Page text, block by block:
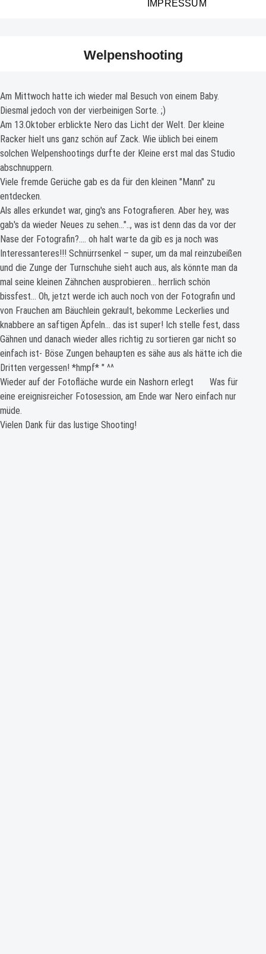
IMPRESSUM
Welpenshooting
Am Mittwoch hatte ich wieder mal Besuch von einem Baby.
Diesmal jedoch von der vierbeinigen Sorte. ;)
Am 13.Oktober erblickte Nero das Licht der Welt. Der kleine
Racker hielt uns ganz schön auf Zack. Wie üblich bei einem
solchen Welpenshootings durfte der Kleine erst mal das Studio
abschnuppern.
Viele fremde Gerüche gab es da für den kleinen "Mann" zu
entdecken.
Als alles erkundet war, ging's ans Fotografieren. Aber hey, was
gab's da wieder Neues zu sehen…".., was ist denn das da vor der
Nase der Fotografin?…. oh halt warte da gib es ja noch was
Interessanteres!!! Schnürrsenkel – super, um da mal reinzubeißen
und die Zunge der Turnschuhe sieht auch aus, als könnte man da
mal seine kleinen Zähnchen ausprobieren… herrlich schön
bissfest… Oh, jetzt werde ich auch noch von der Fotografin und
von Frauchen am Bäuchlein gekrault, bekomme Leckerlies und
knabbere an saftigen Äpfeln… das ist super! Ich stelle fest, dass
Gähnen und danach wieder alles richtig zu sortieren gar nicht so
einfach ist- Böse Zungen behaupten es sähe aus als hätte ich die
Dritten vergessen! *hmpf* " ^^
Wieder auf der Fotofläche wurde ein Nashorn erlegt
Was für
eine ereignisreicher Fotosession, am Ende war Nero einfach nur
müde.
Vielen Dank für das lustige Shooting!